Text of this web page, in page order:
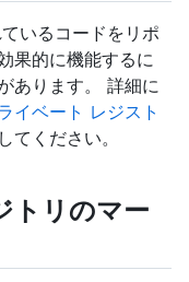
いるコードをリポ
果的に機能するに
あります。 詳細に
イベート レジスト
てください。
トリのマー